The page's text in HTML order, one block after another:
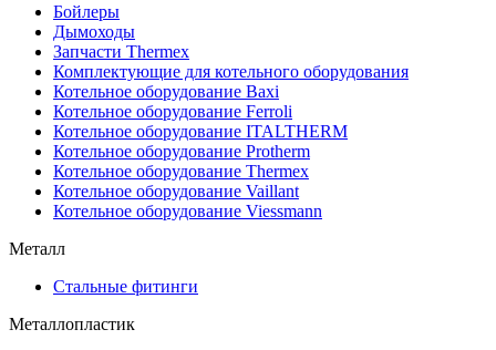
Бойлеры
Дымоходы
Запчасти Thermex
Комплектующие для котельного оборудования
Котельное оборудование Baxi
Котельное оборудование Ferroli
Котельное оборудование ITALTHERM
Котельное оборудование Protherm
Котельное оборудование Thermex
Котельное оборудование Vaillant
Котельное оборудование Viessmann
Металл
Стальные фитинги
Металлопластик